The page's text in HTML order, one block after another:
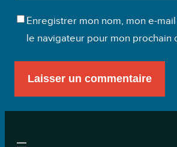
Enregistrer mon nom, mon e-
le navigateur pour mon prochain